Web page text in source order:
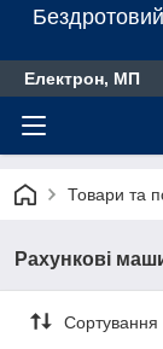
Електрон, МП
Товари та
Рахункові
Сортування